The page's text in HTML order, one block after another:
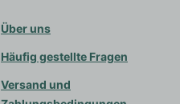
Über uns
Häufig gestellte Fragen
Versand und